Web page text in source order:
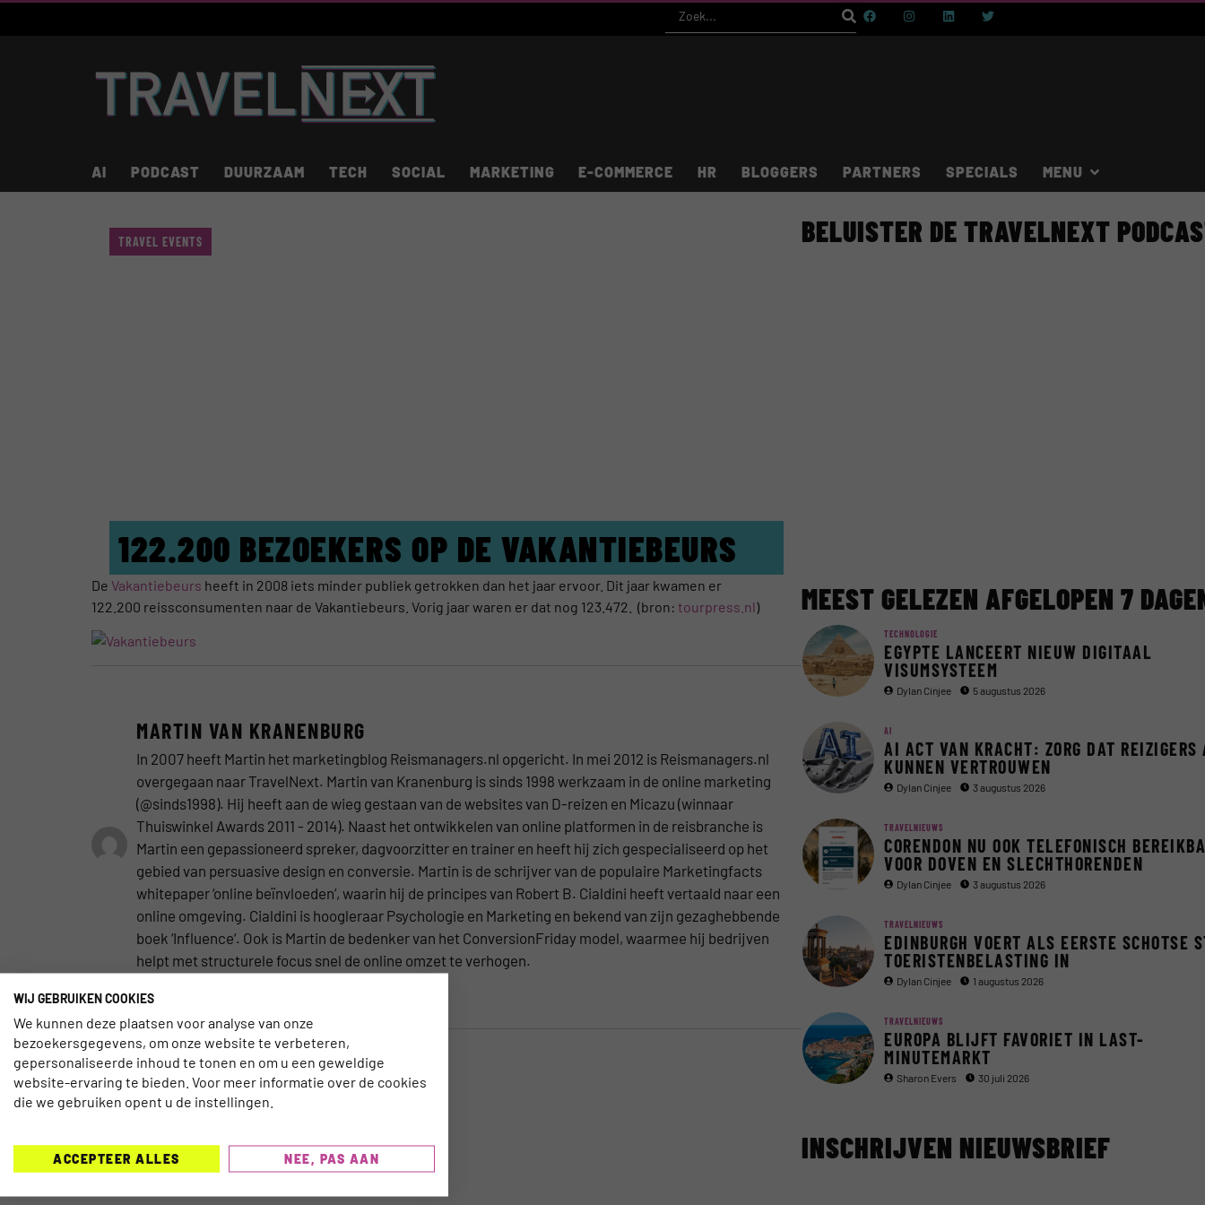
AI PODCAST DUURZAAM TECH SOCIAL MARKETING E-COMMERCE HR BLOGGERS PARTNERS SPECIALS
122.200 BEZOEKERS OP DE VAKANTIEBEURS
TRAVEL EVENTS
De Vakantiebeurs heeft in 2008 iets minder publiek getrokken dan het jaar ervoor. Dit jaar kwamen er
122.200 reissconsumenten naar de Vakantiebeurs. Vorig jaar waren er dat nog 123.472. (bron: tourpress.nl)
MARTIN VAN KRANENBURG
In 2007 heeft Martin het marketingblog Reismanagers.nl opgericht. In mei 2012 is Reismanagers.nl
overgegaan naar TravelNext. Martin van Kranenburg is sinds 1998 werkzaam in de online marketing
(@sinds1998). Hij heeft aan de wieg gestaan van de websites van D-reizen en Micazu (winnaar
Thuiswinkel Awards 2011 - 2014). Naast het ontwikkelen van online platformen in de reisbranche is
Martin een gepassioneerd spreker, dagvoorzitter en trainer en heeft hij zich gespecialiseerd op het
gebied van persuasive design en conversie. Martin is de schrijver van de populaire Marketingfacts
whitepaper ‘online beïnvloeden’, waarin hij de principes van Robert B. Cialdini heeft vertaald naar een
online omgeving. Cialdini is hoogleraar Psychologie en Marketing en bekend van zijn gezaghebbende
boek ‘Influence‘. Ook is Martin de bedenker van het ConversionFriday model, waarmee hij bedrijven
helpt met structurele focus snel de online omzet te verhogen.
BELUISTER DE TRAVELNEXT
MEEST GELEZEN AFGELOPEN 7
TECHNOLOGIE
EGYPTE LANCEERT NIEUW DIGITAAL
VISUMSYSTEEM
Dylan Cinjee 5 augustus 2026
AI
AI ACT VAN KRACHT: ZORG DAT REIZIGERS
KUNNEN VERTROUWEN
Dylan Cinjee 3 augustus 2026
TRAVELNIEUWS
CORENDON NU OOK TELEFONISCH
VOOR DOVEN EN SLECHTHORENDEN
Dylan Cinjee 3 augustus 2026
TRAVELNIEUWS
EDINBURGH VOERT ALS EERSTE SCHOTSE
TOERISTENBELASTING IN
Dylan Cinjee 1 augustus 2026
TRAVELNIEUWS
EUROPA BLIJFT FAVORIET IN LAST-
MINUTEMARKT
Sharon Evers 30 juli 2026
INSCHRIJVEN NIEUWSBRIEF
WIJ GEBRUIKEN COOKIES
We kunnen deze plaatsen voor analyse van onze
bezoekersgegevens, om onze website te verbeteren,
gepersonaliseerde inhoud te tonen en om u een geweldige
website-ervaring te bieden. Voor meer informatie over de cookies
die we gebruiken opent u de instellingen.
ACCEPTEER ALLES NEE, PAS AAN